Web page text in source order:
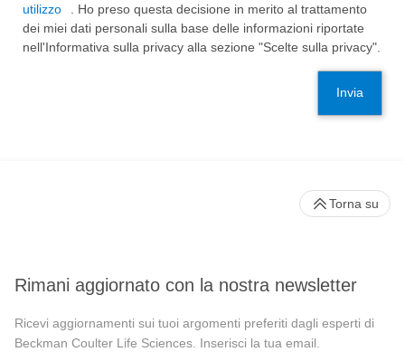
utilizzo
. Ho preso questa decisione in merito al trattamento
dei miei dati personali sulla base delle informazioni riportate
nell'Informativa sulla privacy alla sezione "Scelte sulla privacy".
Invia
Rimani aggiornato con la nostra newsletter
Ricevi aggiornamenti sui tuoi argomenti preferiti dagli esperti di
Beckman Coulter Life Sciences. Inserisci la tua email.
Torna su